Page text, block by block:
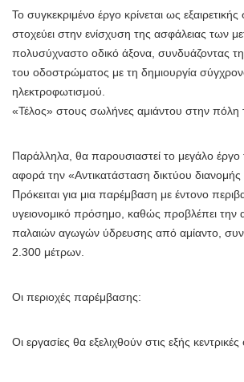
Το συγκεκριμένο έργο κρίνεται ως
στοχεύει στην ενίσχυση της ασφάλειας των
πολυσύχναστο οδικό άξονα, συνδυάζοντας
του οδοστρώματος με τη δημιουργία
ηλεκτροφωτισμού.
«Τέλος» στους σωλήνες αμιάντου στην
Παράλληλα, θα παρουσιαστεί το μεγάλο
αφορά την «Αντικατάσταση δικτύου
Πρόκειται για μια παρέμβαση με έντονο
υγειονομικό πρόσημο, καθώς προβλέπει την
παλαιών αγωγών ύδρευσης από αμίαντο,
2.300 μέτρων.
Οι περιοχές παρέμβασης:
Οι εργασίες θα εξελιχθούν στις εξής